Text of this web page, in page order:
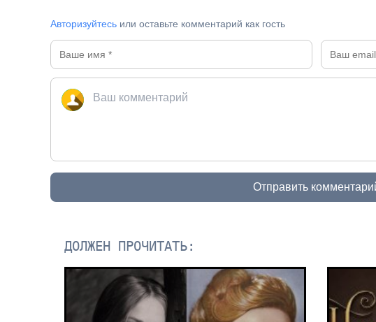
Авторизуйтесь или оставьте комментарий как гость
Отправить
ДОЛЖЕН ПРОЧИТАТЬ: